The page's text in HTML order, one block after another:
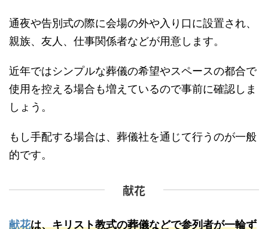
通夜や告別式の際に会場の外や入り口に設置され、
親族、友人、仕事関係者などが用意します。
近年ではシンプルな葬儀の希望やスペースの都合で
使用を控える場合も増えているので事前に確認しま
しょう。
もし手配する場合は、葬儀社を通じて行うのが一般
的です。
献花
献花は、キリスト教式の葬儀などで参列者が一輪ず